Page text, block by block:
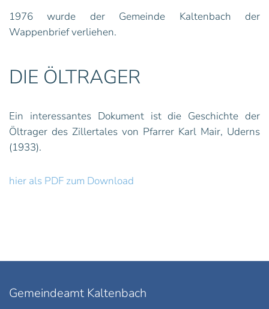
1976 wurde der Gemeinde Kaltenbach der
Wappenbrief verliehen.
DIE ÖLTRAGER
Ein interessantes Dokument ist die Geschichte der
Öltrager des Zillertales von Pfarrer Karl Mair, Uderns
(1933).
hier als PDF zum Download
Gemeindeamt Kaltenbach